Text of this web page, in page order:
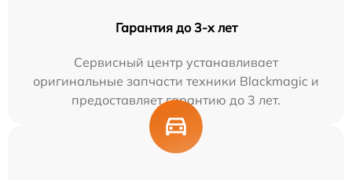
Гарантия до 3-х лет
Сервисный центр устанавливает
оригинальные запчасти техники Blackmagic и
предоставляет гарантию до 3 лет.